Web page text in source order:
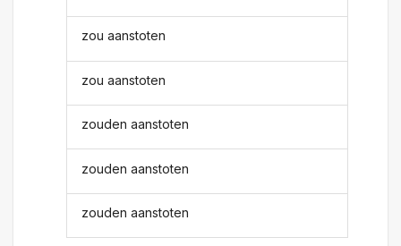
zou aanstoten
zou aanstoten
zouden aanstoten
zouden aanstoten
zouden aanstoten